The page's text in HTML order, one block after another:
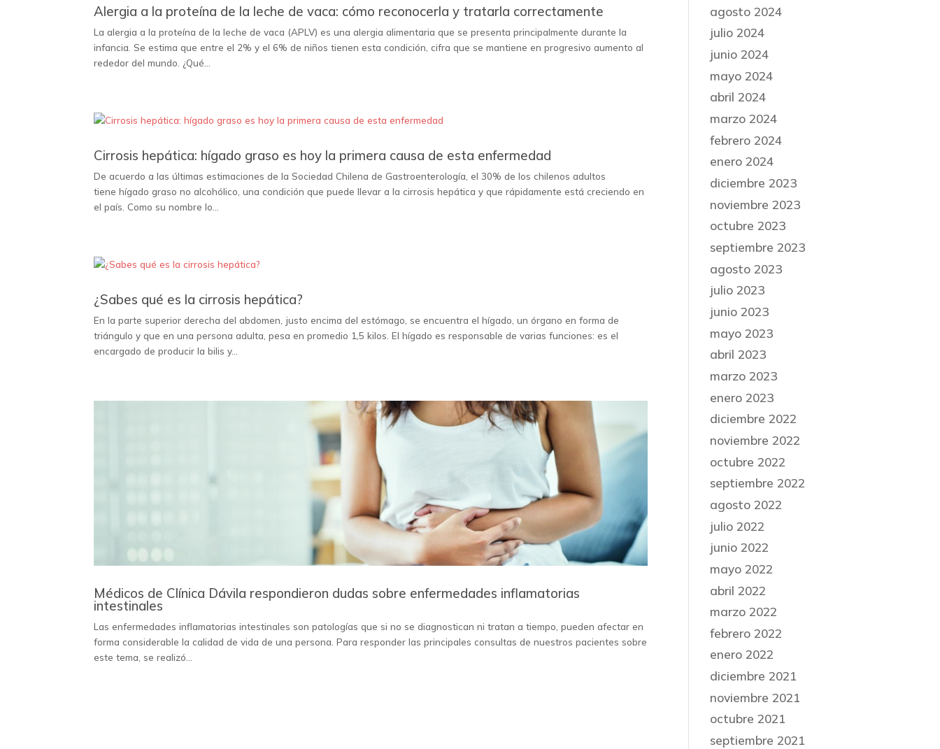
Alergia a la proteína de la leche de vaca: cómo reconocerla y tratarla correctamente
La alergia a la proteína de la leche de vaca (APLV) es una alergia alimentaria que se presenta principalmente durante la
infancia. Se estima que entre el 2% y el 6% de niños tienen esta condición, cifra que se mantiene en progresivo aumento al
rededor del mundo. ¿Qué...
Cirrosis hepática: hígado graso es hoy la primera causa de esta enfermedad
De acuerdo a las últimas estimaciones de la Sociedad Chilena de Gastroenterología, el 30% de los chilenos adultos
tiene hígado graso no alcohólico, una condición que puede llevar a la cirrosis hepática y que rápidamente está creciendo en
el país. Como su nombre lo...
¿Sabes qué es la cirrosis hepática?
En la parte superior derecha del abdomen, justo encima del estómago, se encuentra el hígado, un órgano en forma de
triángulo y que en una persona adulta, pesa en promedio 1,5 kilos. El hígado es responsable de varias funciones: es el
encargado de producir la bilis y...
Médicos de Clínica Dávila respondieron dudas sobre enfermedades inflamatorias
intestinales
Las enfermedades inflamatorias intestinales son patologías que si no se diagnostican ni tratan a tiempo, pueden afectar en
forma considerable la calidad de vida de una persona. Para responder las principales consultas de nuestros pacientes sobre
este tema, se realizó...
agosto 2024
julio 2024
junio 2024
mayo 2024
abril 2024
marzo 2024
febrero 2024
enero 2024
diciembre 2023
noviembre 2023
octubre 2023
septiembre 2023
agosto 2023
julio 2023
junio 2023
mayo 2023
abril 2023
marzo 2023
enero 2023
diciembre 2022
noviembre 2022
octubre 2022
septiembre 2022
agosto 2022
julio 2022
junio 2022
mayo 2022
abril 2022
marzo 2022
febrero 2022
enero 2022
diciembre 2021
noviembre 2021
octubre 2021
septiembre 2021